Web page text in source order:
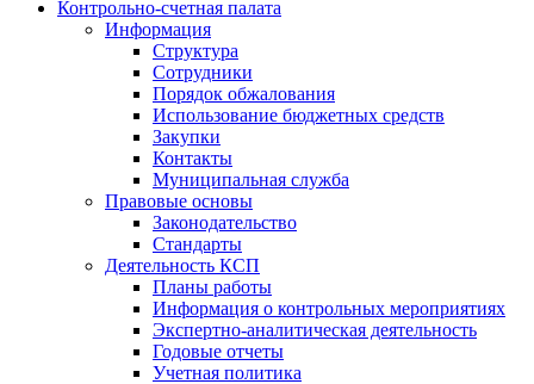
Контрольно-счетная палата
Информация
Структура
Сотрудники
Порядок обжалования
Использование бюджетных средств
Закупки
Контакты
Муниципальная служба
Правовые основы
Законодательство
Стандарты
Деятельность КСП
Планы работы
Информация о контрольных мероприятиях
Экспертно-аналитическая деятельность
Годовые отчеты
Учетная политика